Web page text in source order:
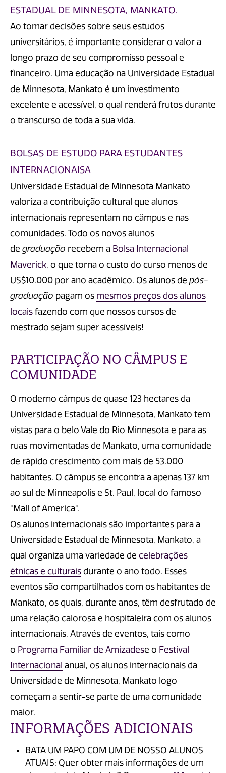
ESTADUAL DE MINNESOTA, MANKATO.
Ao tomar decisões sobre seus estudos
universitários, é importante considerar o valor a
longo prazo de seu compromisso pessoal e
financeiro. Uma educação na Universidade Estadual
de Minnesota, Mankato é um investimento
excelente e acessível, o qual renderá frutos durante
o transcurso de toda a sua vida.
BOLSAS DE ESTUDO PARA ESTUDANTES
INTERNACIONAISA
Universidade Estadual de Minnesota Mankato
valoriza a contribuição cultural que alunos
internacionais representam no câmpus e nas
comunidades. Todo os novos alunos
de graduação recebem a Bolsa Internacional
Maverick, o que torna o custo do curso menos de
US$10.000 por ano acadêmico. Os alunos de pós-
graduação pagam os mesmos preços dos alunos
locais fazendo com que nossos cursos de
mestrado sejam super acessíveis!
PARTICIPAÇÃO NO CÂMPUS E
COMUNIDADE
O moderno câmpus de quase 123 hectares da
Universidade Estadual de Minnesota, Mankato tem
vistas para o belo Vale do Rio Minnesota e para as
ruas movimentadas de Mankato, uma comunidade
de rápido crescimento com mais de 53.000
habitantes. O câmpus se encontra a apenas 137 km
ao sul de Minneapolis e St. Paul, local do famoso
"Mall of America".
Os alunos internacionais são importantes para a
Universidade Estadual de Minnesota, Mankato, a
qual organiza uma variedade de celebrações
étnicas e culturais durante o ano todo. Esses
eventos são compartilhados com os habitantes de
Mankato, os quais, durante anos, têm desfrutado de
uma relação calorosa e hospitaleira com os alunos
internacionais. Através de eventos, tais como
o Programa Familiar de Amizadese o Festival
Internacional anual, os alunos internacionais da
Universidade de Minnesota, Mankato logo
começam a sentir-se parte de uma comunidade
maior.
INFORMAÇÕES ADICIONAIS
BATA UM PAPO COM UM DE NOSSO ALUNOS
ATUAIS: Quer obter mais informações de um